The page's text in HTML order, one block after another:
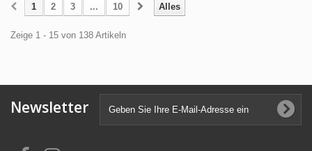
Alles
1 2 3 ... 10
Zeige 1 - 15 von 138 Artikeln
Newsletter